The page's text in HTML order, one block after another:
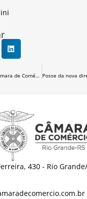
Presidente da Câmara de Comércio cumpre agenda na capital e região
430 - Rio